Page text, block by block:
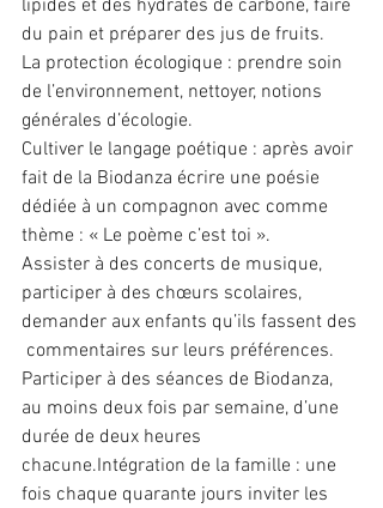
lipides et des hydrates de carbone, faire
du pain et préparer des jus de fruits.
La protection écologique : prendre soin
de l’environnement, nettoyer, notions
générales d’écologie.
Cultiver le langage poétique : après avoir
fait de la Biodanza écrire une poésie
dédiée à un compagnon avec comme
thème : « Le poème c’est toi ».
Assister à des concerts de musique,
participer à des chœurs scolaires,
demander aux enfants qu’ils fassent des
commentaires sur leurs préférences.
Participer à des séances de Biodanza,
au moins deux fois par semaine, d’une
durée de deux heures
chacune.Intégration de la famille : une
fois chaque quarante jours inviter les